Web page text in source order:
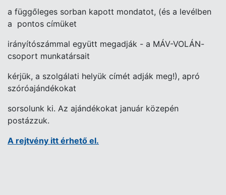
a függőleges sorban kapott mondatot, (és a levélben
a pontos címüket
irányítószámmal együtt megadják - a MÁV-VOLÁN-
csoport munkatársait
kérjük, a szolgálati helyük címét adják meg!), apró
szóróajándékokat
sorsolunk ki. Az ajándékokat január közepén
postázzuk.
A rejtvény itt érhető el.